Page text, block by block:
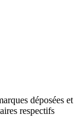
déposées et
respectifs